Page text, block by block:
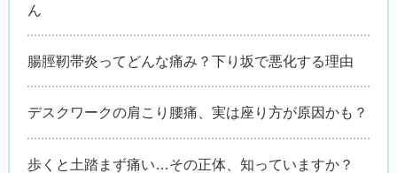
ん
腸脛靭帯炎ってどんな痛み？下り坂で悪化する理由
デスクワークの肩こり腰痛、実は座り方が原因かも？
歩くと土踏まず痛い…その正体、知っていますか？